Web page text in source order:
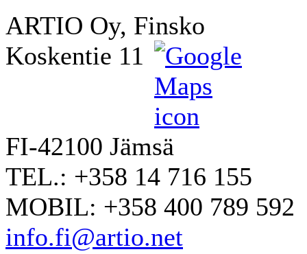
ARTIO Oy, Finsko
Koskentie 11
FI-42100 Jämsä
TEL.: +358 14 716 155
MOBIL: +358 400 789 592
info.fi@artio.net